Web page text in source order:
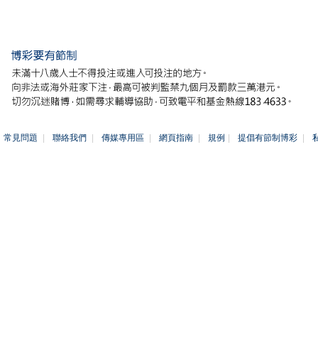
常見問題 | 聯絡我們 | 傳媒專用區 | 網頁指南 | 規例 | 提倡有節制博彩 |